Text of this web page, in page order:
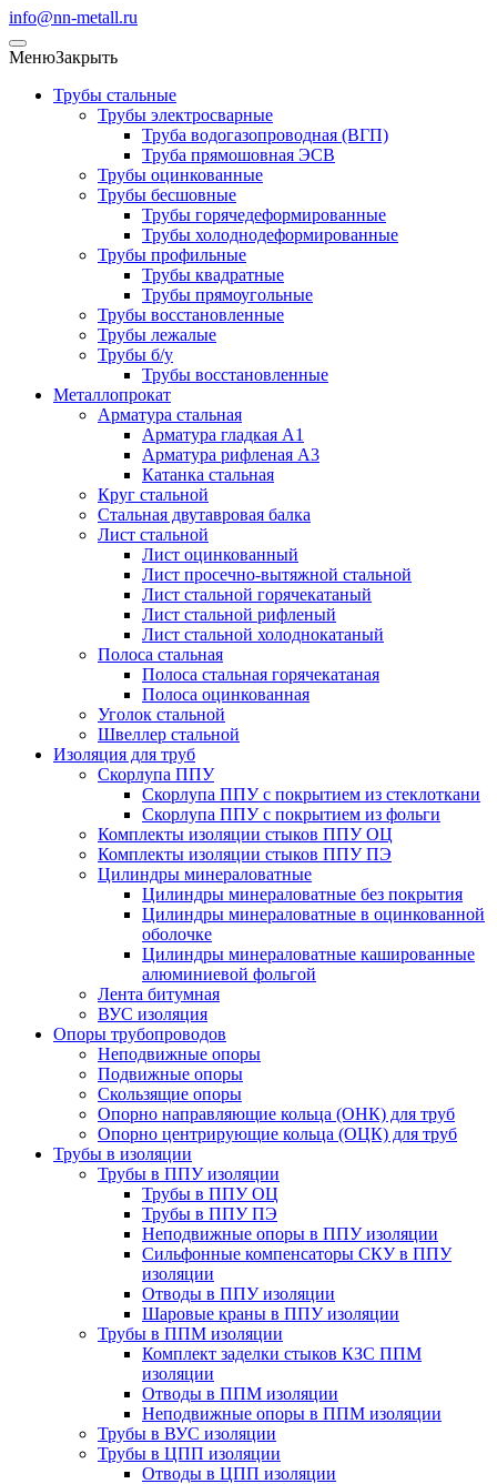
info@nn-metall.ru
МенюЗакрыть
Трубы стальные
Трубы электросварные
Труба водогазопроводная (ВГП)
Труба прямошовная ЭСВ
Трубы оцинкованные
Трубы бесшовные
Трубы горячедеформированные
Трубы холоднодеформированные
Трубы профильные
Трубы квадратные
Трубы прямоугольные
Трубы восстановленные
Трубы лежалые
Трубы б/у
Трубы восстановленные
Металлопрокат
Арматура стальная
Арматура гладкая А1
Арматура рифленая А3
Катанка стальная
Круг стальной
Стальная двутавровая балка
Лист стальной
Лист оцинкованный
Лист просечно-вытяжной стальной
Лист стальной горячекатаный
Лист стальной рифленый
Лист стальной холоднокатаный
Полоса стальная
Полоса стальная горячекатаная
Полоса оцинкованная
Уголок стальной
Швеллер стальной
Изоляция для труб
Скорлупа ППУ
Скорлупа ППУ с покрытием из стеклоткани
Скорлупа ППУ с покрытием из фольги
Комплекты изоляции стыков ППУ ОЦ
Комплекты изоляции стыков ППУ ПЭ
Цилиндры минераловатные
Цилиндры минераловатные без покрытия
Цилиндры минераловатные в оцинкованной
оболочке
Цилиндры минераловатные кашированные
алюминиевой фольгой
Лента битумная
ВУС изоляция
Опоры трубопроводов
Неподвижные опоры
Подвижные опоры
Скользящие опоры
Опорно направляющие кольца (ОНК) для труб
Опорно центрирующие кольца (ОЦК) для труб
Трубы в изоляции
Трубы в ППУ изоляции
Трубы в ППУ ОЦ
Трубы в ППУ ПЭ
Неподвижные опоры в ППУ изоляции
Сильфонные компенсаторы СКУ в ППУ
изоляции
Отводы в ППУ изоляции
Шаровые краны в ППУ изоляции
Трубы в ППМ изоляции
Комплект заделки стыков КЗС ППМ
изоляции
Отводы в ППМ изоляции
Неподвижные опоры в ППМ изоляции
Трубы в ВУС изоляции
Трубы в ЦПП изоляции
Отводы в ЦПП изоляции